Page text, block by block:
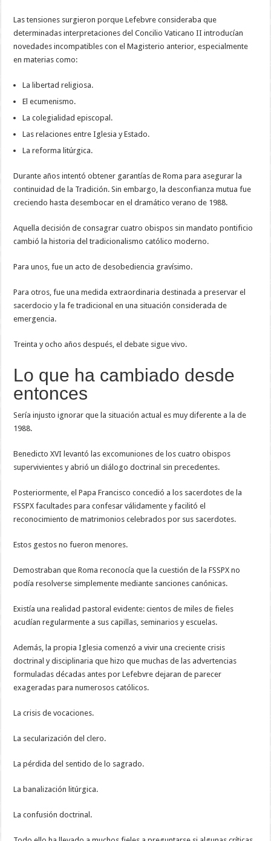
Las tensiones surgieron porque Lefebvre consideraba que
determinadas interpretaciones del Concilio Vaticano II introducían
novedades incompatibles con el Magisterio anterior, especialmente
en materias como:
La libertad religiosa.
El ecumenismo.
La colegialidad episcopal.
Las relaciones entre Iglesia y Estado.
La reforma litúrgica.
Durante años intentó obtener garantías de Roma para asegurar la
continuidad de la Tradición. Sin embargo, la desconfianza mutua fue
creciendo hasta desembocar en el dramático verano de 1988.
Aquella decisión de consagrar cuatro obispos sin mandato pontificio
cambió la historia del tradicionalismo católico moderno.
Para unos, fue un acto de desobediencia gravísimo.
Para otros, fue una medida extraordinaria destinada a preservar el
sacerdocio y la fe tradicional en una situación considerada de
emergencia.
Treinta y ocho años después, el debate sigue vivo.
Lo que ha cambiado desde
entonces
Sería injusto ignorar que la situación actual es muy diferente a la de
1988.
Benedicto XVI levantó las excomuniones de los cuatro obispos
supervivientes y abrió un diálogo doctrinal sin precedentes.
Posteriormente, el Papa Francisco concedió a los sacerdotes de la
FSSPX facultades para confesar válidamente y facilitó el
reconocimiento de matrimonios celebrados por sus sacerdotes.
Estos gestos no fueron menores.
Demostraban que Roma reconocía que la cuestión de la FSSPX no
podía resolverse simplemente mediante sanciones canónicas.
Existía una realidad pastoral evidente: cientos de miles de fieles
acudían regularmente a sus capillas, seminarios y escuelas.
Además, la propia Iglesia comenzó a vivir una creciente crisis
doctrinal y disciplinaria que hizo que muchas de las advertencias
formuladas décadas antes por Lefebvre dejaran de parecer
exageradas para numerosos católicos.
La crisis de vocaciones.
La secularización del clero.
La pérdida del sentido de lo sagrado.
La banalización litúrgica.
La confusión doctrinal.